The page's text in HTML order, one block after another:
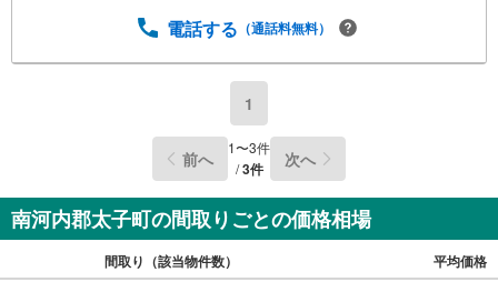
電話する （通話料無料）
1
前へ 1〜3件
/3件 次へ
南河内郡太子町の間取りごとの価格相場
間取り（該当物件数） 平均価格